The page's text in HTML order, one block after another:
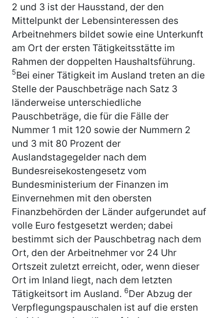
2 und 3 ist der Hausstand, der den
Mittelpunkt der Lebensinteressen des
Arbeitnehmers bildet sowie eine Unterkunft
am Ort der ersten Tätigkeitsstätte im
Rahmen der doppelten Haushaltsführung.
5Bei einer Tätigkeit im Ausland treten an die
Stelle der Pauschbeträge nach Satz 3
länderweise unterschiedliche
Pauschbeträge, die für die Fälle der
Nummer 1 mit 120 sowie der Nummern 2
und 3 mit 80 Prozent der
Auslandstagegelder nach dem
Bundesreisekostengesetz vom
Bundesministerium der Finanzen im
Einvernehmen mit den obersten
Finanzbehörden der Länder aufgerundet auf
volle Euro festgesetzt werden; dabei
bestimmt sich der Pauschbetrag nach dem
Ort, den der Arbeitnehmer vor 24 Uhr
Ortszeit zuletzt erreicht, oder, wenn dieser
Ort im Inland liegt, nach dem letzten
Tätigkeitsort im Ausland. 6Der Abzug der
Verpflegungspauschalen ist auf die ersten